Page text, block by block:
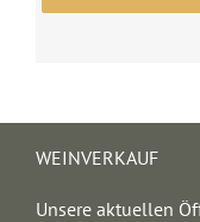
WEINVERKAUF
Unsere aktuellen